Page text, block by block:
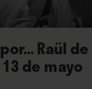
Raül de
de mayo